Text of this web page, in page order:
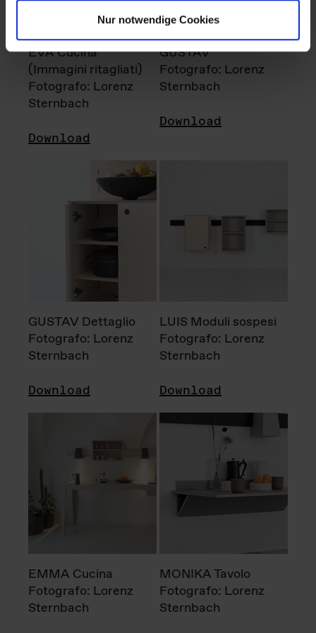
Nur notwendige Cookies
EVA Cucina
(Immagini ritagliati)
Fotografo: Lorenz
Sternbach
Download
GUSTAV
Fotografo: Lorenz
Sternbach
Download
GUSTAV Dettaglio
Fotografo: Lorenz
Sternbach
Download
LUIS Moduli sospesi
Fotografo: Lorenz
Sternbach
Download
EMMA Cucina
Fotografo: Lorenz
Sternbach
MONIKA Tavolo
Fotografo: Lorenz
Sternbach